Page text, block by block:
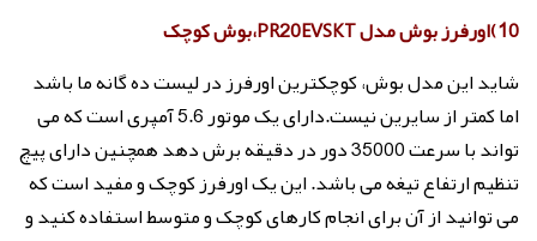
10)اورفرز بوش مدل PR20EVSKT،بوش کوچک
شاید این مدل بوش، کوچکترین اورفرز در لیست ده گانه ما باشد
اما کمتر از سایرین نیست.دارای یک موتور 5.6 آمپری است که می
تواند با سرعت 35000 دور در دقیقه برش دهد همچنین دارای پیچ
تنظیم ارتفاع تیغه می باشد. این یک اورفرز کوچک و مفید است که
می توانید از آن برای انجام کارهای کوچک و متوسط استفاده کنید و